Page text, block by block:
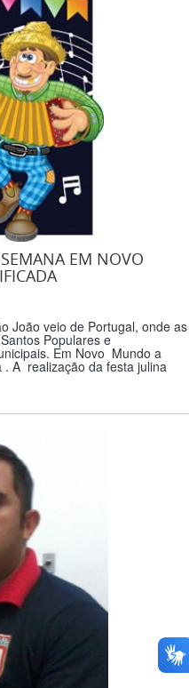
EM NOVO
João veio de Portugal, onde as
Populares e
Em Novo Mundo a
. A realização da festa julina